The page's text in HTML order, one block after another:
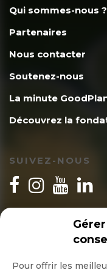
Pour offrir les
Qui sommes-nous ?
Partenaires
Nous contacter
Soutenez-nous
La minute
Découvrez la
SUIVEZ-NOUS
INSCRIPTION